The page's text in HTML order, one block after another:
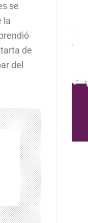
se
la
de
del